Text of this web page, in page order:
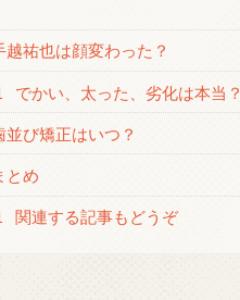
越祐也は顔変わった？
でかい、太った、劣化は本当？
並び矯正はいつ？
とめ
関連する記事もどうぞ